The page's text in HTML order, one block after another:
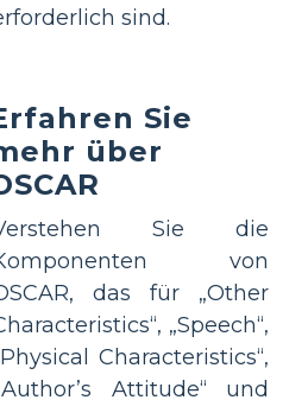
sind.
Sie
über
Sie die
von
das für „Other
„Speech“,
Characteristics“,
Attitude“ und